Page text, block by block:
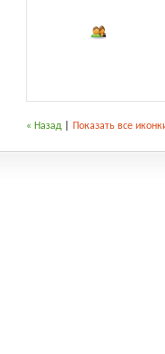
« Назад Показать все